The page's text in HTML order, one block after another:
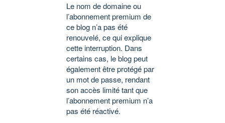
Le nom de domaine ou
l’abonnement premium de
ce blog n’a pas été
renouvelé, ce qui explique
cette interruption. Dans
certains cas, le blog peut
également être protégé par
un mot de passe, rendant
son accès limité tant que
l’abonnement premium n’a
pas été réactivé.